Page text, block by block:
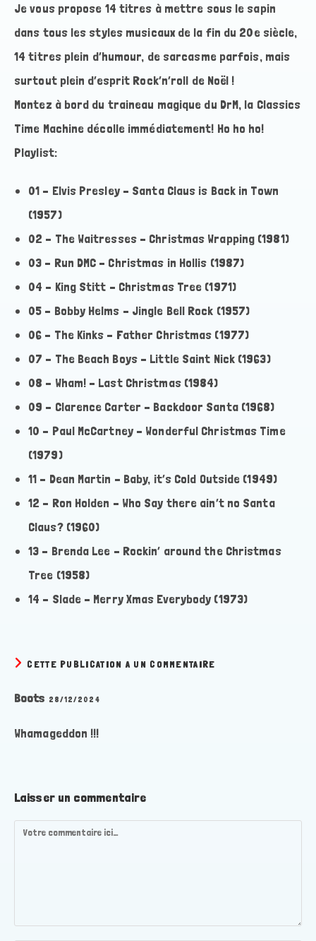
Je vous propose 14 titres à mettre sous le sapin
dans tous les styles musicaux de la fin du 20e siècle,
14 titres plein d’humour, de sarcasme parfois, mais
surtout plein d’esprit Rock’n’roll de Noël !
Montez à bord du traineau magique du DrM, la Classics
Time Machine décolle immédiatement! Ho ho ho!
Playlist:
01 – Elvis Presley – Santa Claus is Back in Town
(1957)
02 – The Waitresses – Christmas Wrapping (1981)
03 – Run DMC – Christmas in Hollis (1987)
04 – King Stitt – Christmas Tree (1971)
05 – Bobby Helms – Jingle Bell Rock (1957)
06 – The Kinks – Father Christmas (1977)
07 – The Beach Boys – Little Saint Nick (1963)
08 – Wham! – Last Christmas (1984)
09 – Clarence Carter – Backdoor Santa (1968)
10 – Paul McCartney – Wonderful Christmas Time
(1979)
11 – Dean Martin – Baby, it’s Cold Outside (1949)
12 – Ron Holden – Who Say there ain’t no Santa
Claus? (1960)
13 – Brenda Lee – Rockin’ around the Christmas
Tree (1958)
14 – Slade – Merry Xmas Everybody (1973)
CETTE PUBLICATION A UN COMMENTAIRE
Boots 28/12/2024
Whamageddon !!!
Laisser un commentaire
Comment